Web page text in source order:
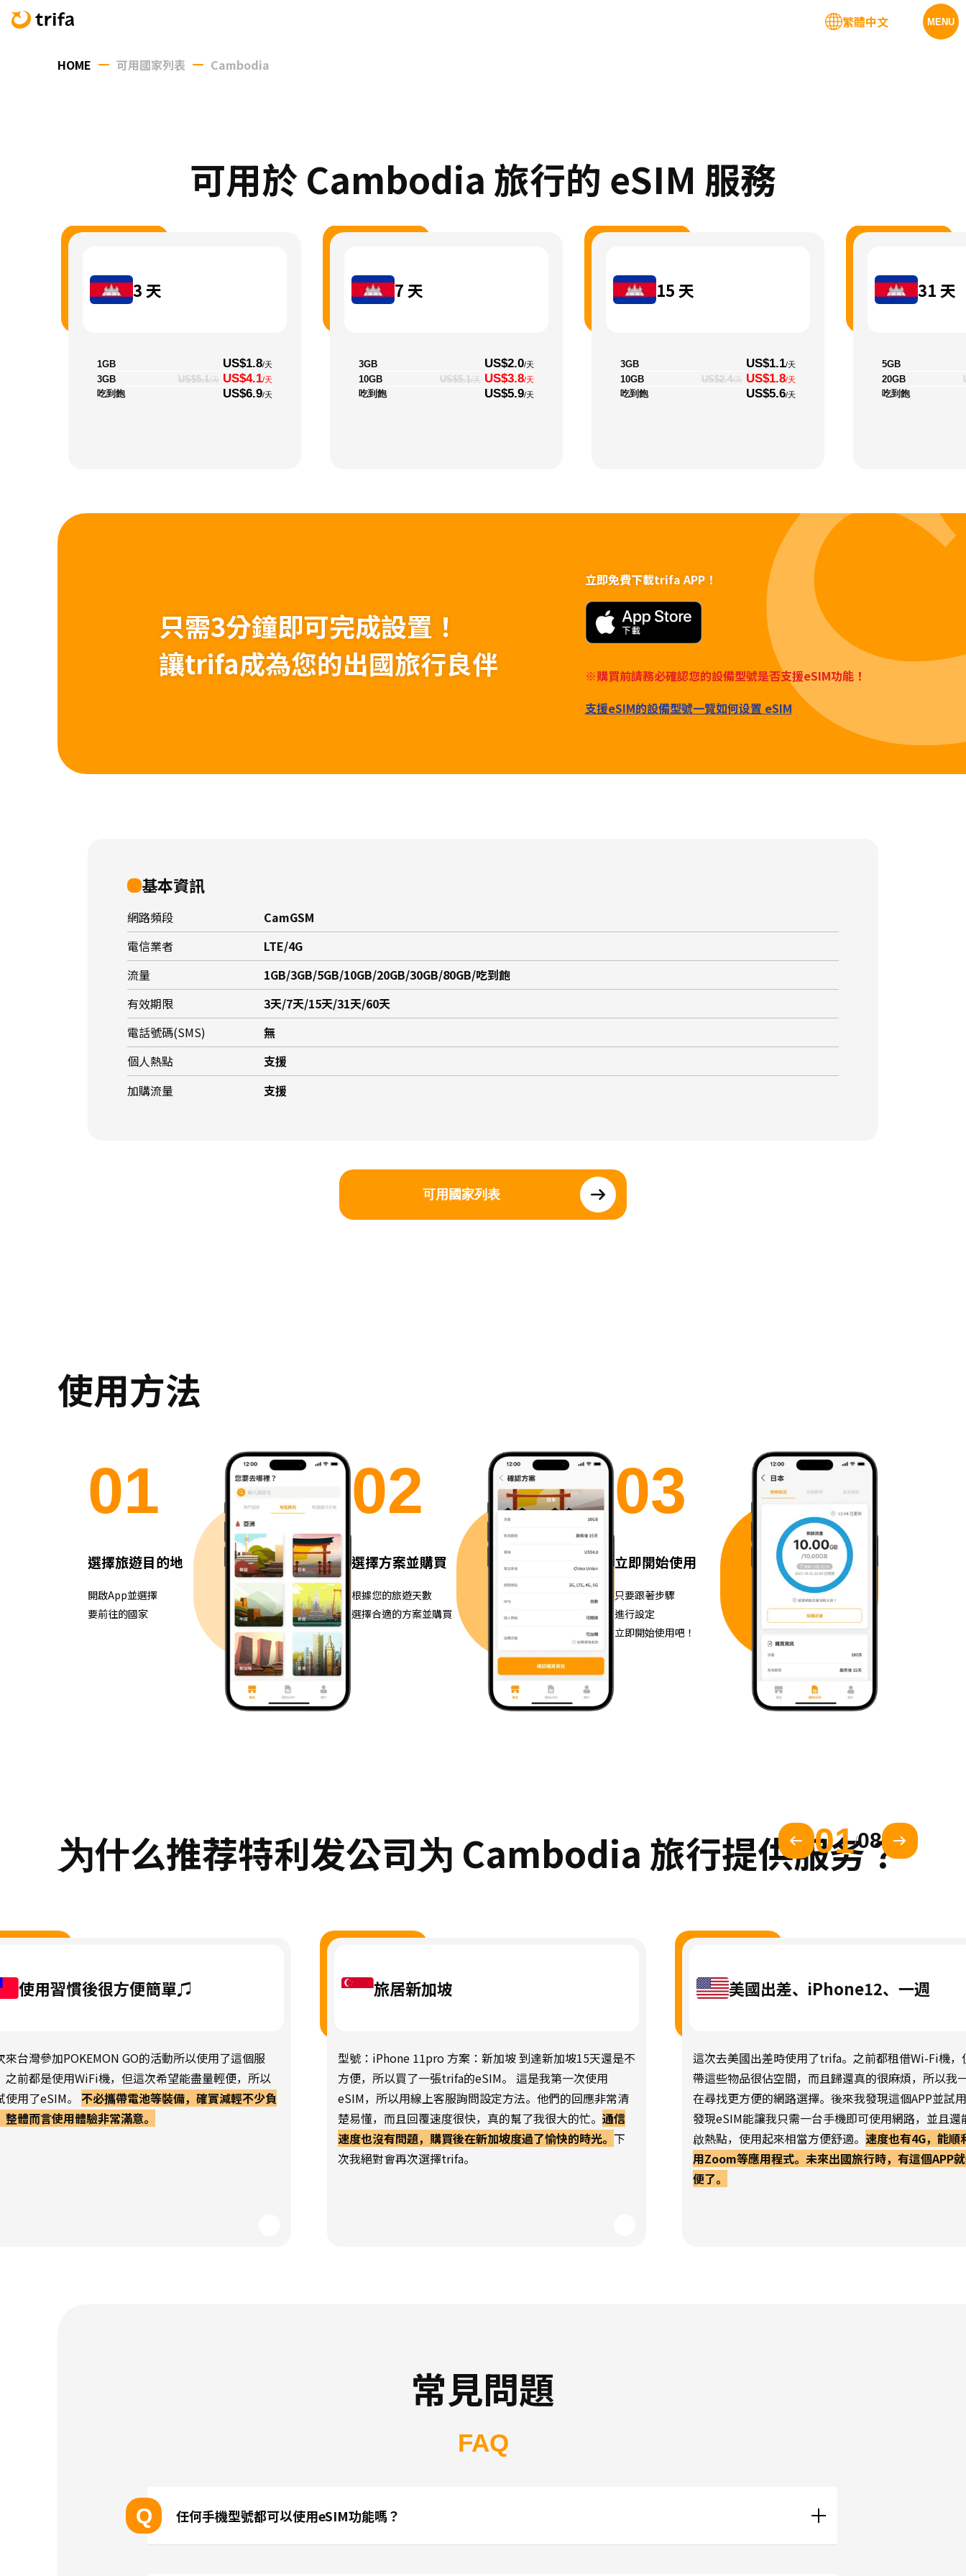
MENU
繁體中文
HOME 可用國家列表 Cambodia
可用於 Cambodia 旅行的 eSIM 服務
3 天
1GB US$1.8/天
3GB US$5.1/天 US$4.1/天
吃到飽 US$6.9/天
7 天
3GB US$2.0/天
10GB US$5.1/天 US$3.8/天
吃到飽 US$5.9/天
15 天
3GB US$1.1/天
10GB US$2.4/天 US$1.8/天
吃到飽 US$5.6/天
31 天
5GB
20GB
吃到飽
只需3分鐘即可完成設置！
讓trifa成為您的出國旅行良伴
立即免費下載trifa APP！
※購買前請務必確認您的設備型號是否支援eSIM功能！
支援eSIM的設備型號一覽如何设置 eSIM
基本資訊
網路頻段
CamGSM
電信業者
LTE/4G
流量
1GB/3GB/5GB/10GB/20GB/30GB/80GB/吃到飽
有效期限
3天/7天/15天/31天/60天
電話號碼(SMS)
無
個人熱點
支援
加購流量
支援
可用國家列表
使用方法
01
選擇旅遊目的地
開啟App並選擇
要前往的國家
02
選擇方案並購買
根據您的旅遊天數
選擇合適的方案並購買
03
立即開始使用
只要跟著步驟
進行設定
立即開始使用吧！
为什么推荐特利发公司为 Cambodia 旅行提供服务？
01/08
使用習慣後很方便簡單♫
來台灣參加POKEMON GO的活動所以使用了這個服
之前都是使用WiFi機，但這次希望能盡量輕便，所以
使用了eSIM。 不必攜帶電池等裝備，確實減輕不少負
整體而言使用體驗非常滿意。
旅居新加坡
型號：iPhone 11pro 方案：新加坡 到達新加坡15天還是不
方便，所以買了一張trifa的eSIM。 這是我第一次使用
eSIM，所以用線上客服詢問設定方法。他們的回應非常清
楚易懂，而且回覆速度很快，真的幫了我很大的忙。 通信
速度也沒有問題，購買後在新加坡度過了愉快的時光。 下
次我絕對會再次選擇trifa。
美國出差、iPhone12、一週
這次去美國出差時使用了trifa。之前都租借Wi-Fi機，
帶這些物品很佔空間，而且歸還真的很麻煩，所以我
在尋找更方便的網路選擇。後來我發現這個APP並試
發現eSIM能讓我只需一台手機即可使用網路，並且還
啟熱點，使用起來相當方便舒適。 速度也有4G，能順
用Zoom等應用程式。未來出國旅行時，有這個APP
便了。
常見問題
FAQ
Q 任何手機型號都可以使用eSIM功能嗎？